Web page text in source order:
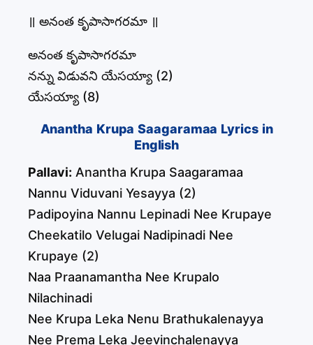
॥ అనంత కృపాసాగరమా ॥
అనంత కృపాసాగరమా
నన్ను విడువని యేసయ్యా (2)
యేసయ్యా (8)
Anantha Krupa Saagaramaa Lyrics in
English
Pallavi: Anantha Krupa Saagaramaa
Nannu Viduvani Yesayya (2)
Padipoyina Nannu Lepinadi Nee Krupaye
Cheekatilo Velugai Nadipinadi Nee
Krupaye (2)
Naa Praanamantha Nee Krupalo
Nilachinadi
Nee Krupa Leka Nenu Brathukalenayya
Nee Prema Leka Jeevinchalenayya